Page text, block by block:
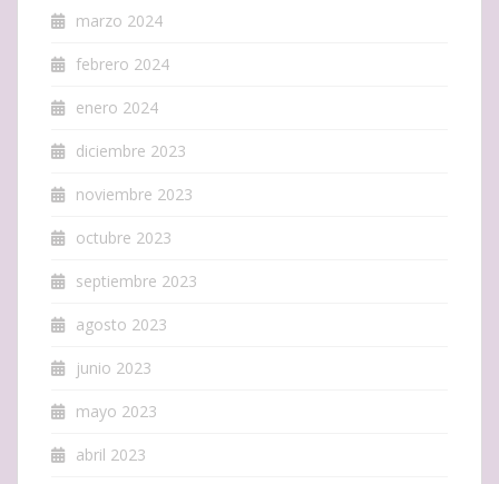
marzo 2024
febrero 2024
enero 2024
diciembre 2023
noviembre 2023
octubre 2023
septiembre 2023
agosto 2023
junio 2023
mayo 2023
abril 2023